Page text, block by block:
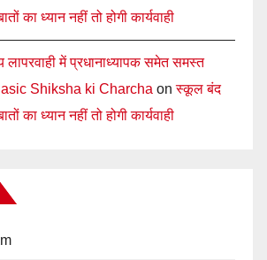
का ध्यान नहीं तो होगी कार्यवाही
में प्रधानाध्यापक समेत समस्त
Shiksha ki Charcha onस्कूल बंद
का ध्यान नहीं तो होगी कार्यवाही